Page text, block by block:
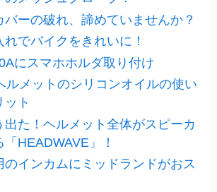
バーの破れ、諦めていませんか？
れでバイクをきれいに！
にスマホホルダ取り付け
ルメットのシリコンオイルの使い
ット
出た！ヘルメット全体がスピーカ
HEADWAVE」！
のインカムにミッドランドがおス